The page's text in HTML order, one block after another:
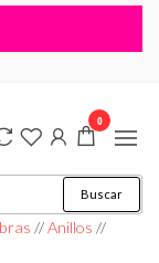
Buscar
//Anillos //
0